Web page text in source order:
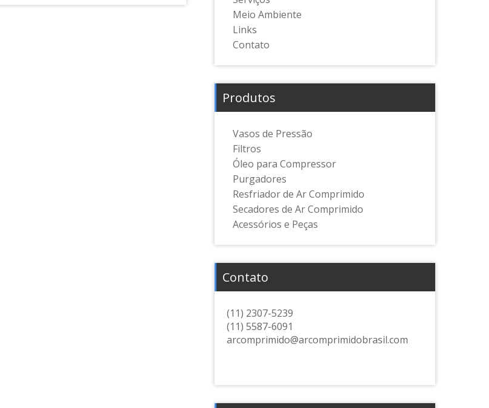
Meio Ambiente
Links
Contato
Produtos
Vasos de Pressão
Filtros
Óleo para Compressor
Purgadores
Resfriador de Ar Comprimido
Secadores de Ar Comprimido
Acessórios e Peças
Contato
(11) 2307-5239
(11) 5587-6091
arcomprimido@arcomprimidobrasil.com